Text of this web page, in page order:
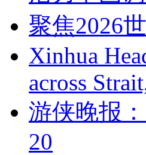
聚焦2026
Xinhua
across
游侠晚报
20